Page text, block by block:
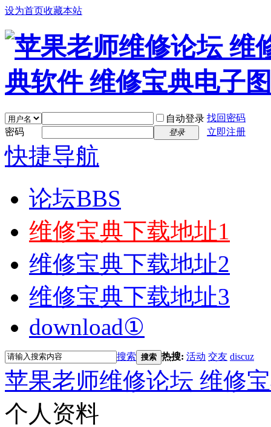
设为首页收藏本站
自动登录 找回密码
密码
登录 立即注册
快捷导航
论坛BBS
维修宝典下载地址1
维修宝典下载地址2
维修宝典下载地址3
download①
搜索 搜索 热搜: 活动 交友 discuz
苹果老师维修论坛 维修
个人资料